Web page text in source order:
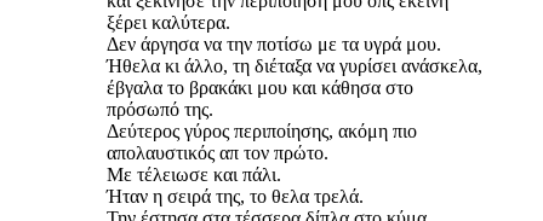
ξέρει καλύτερα.
Δεν άργησα να την ποτίσω με τα υγρά μου.
Ήθελα κι άλλο, τη διέταξα να γυρίσει ανάσκελα,
έβγαλα το βρακάκι μου και κάθησα στο
πρόσωπό της.
Δεύτερος γύρος περιποίησης, ακόμη πιο
απολαυστικός απ τον πρώτο.
Με τέλειωσε και πάλι.
Ήταν η σειρά της, το θελα τρελά.